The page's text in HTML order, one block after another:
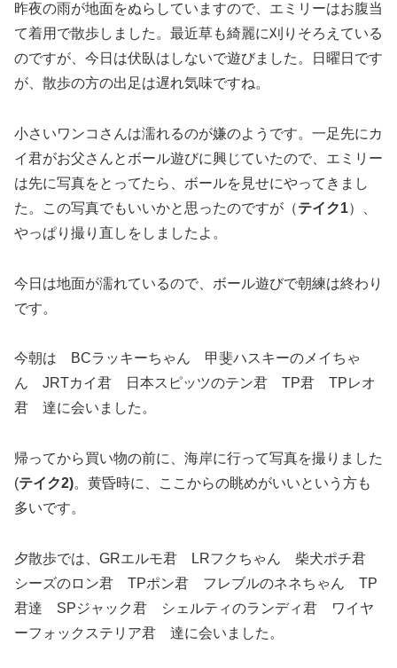
昨夜の雨が地面をぬらしていますので、エミリーはお腹当
て着用で散歩しました。最近草も綺麗に刈りそろえている
のですが、今日は伏臥はしないで遊びました。日曜日です
が、散歩の方の出足は遅れ気味ですね。
小さいワンコさんは濡れるのが嫌のようです。一足先にカ
イ君がお父さんとボール遊びに興じていたので、エミリー
は先に写真をとってたら、ボールを見せにやってきまし
た。この写真でもいいかと思ったのですが（テイク1）、
やっぱり撮り直しをしましたよ。
今日は地面が濡れているので、ボール遊びで朝練は終わり
です。
今朝は BCラッキーちゃん 甲斐ハスキーのメイちゃ
ん JRTカイ君 日本スピッツのテン君 TP君 TPレオ
君 達に会いました。
帰ってから買い物の前に、海岸に行って写真を撮りました
(テイク2)。黄昏時に、ここからの眺めがいいという方も
多いです。
夕散歩では、GRエルモ君 LRフクちゃん 柴犬ポチ君
シーズのロン君 TPポン君 フレブルのネネちゃん TP
君達 SPジャック君 シェルティのランディ君 ワイヤ
ーフォックステリア君 達に会いました。